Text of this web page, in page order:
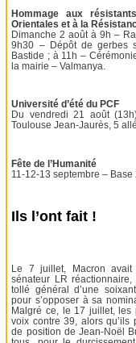
Hommage aux
Orientales et à la
Dimanche 2 août à 9h –
9h30 – Dépôt de gerbes
Bastide ; à 11h –
la mairie – Valmanya.
Université d’été du PCF
Du vendredi 21 août
Toulouse Jean-Jaurès, 5
Fête de l’Humanité
11-12-13 septembre –
Ils l’ont fait !
Le 7 juillet, Macron avait
sénateur LR
tollé général d’une
pour s’opposer à sa
Malgré ce, le 17 juillet, les
voix contre 39, alors qu’ils
de position de Jean-Noël